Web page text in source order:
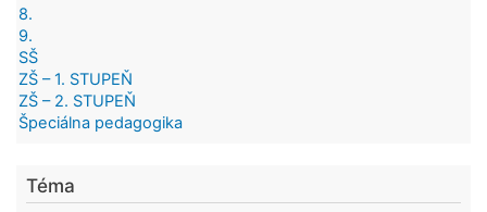
8.
9.
SŠ
ZŠ – 1. STUPEŇ
ZŠ – 2. STUPEŇ
Špeciálna pedagogika
Téma